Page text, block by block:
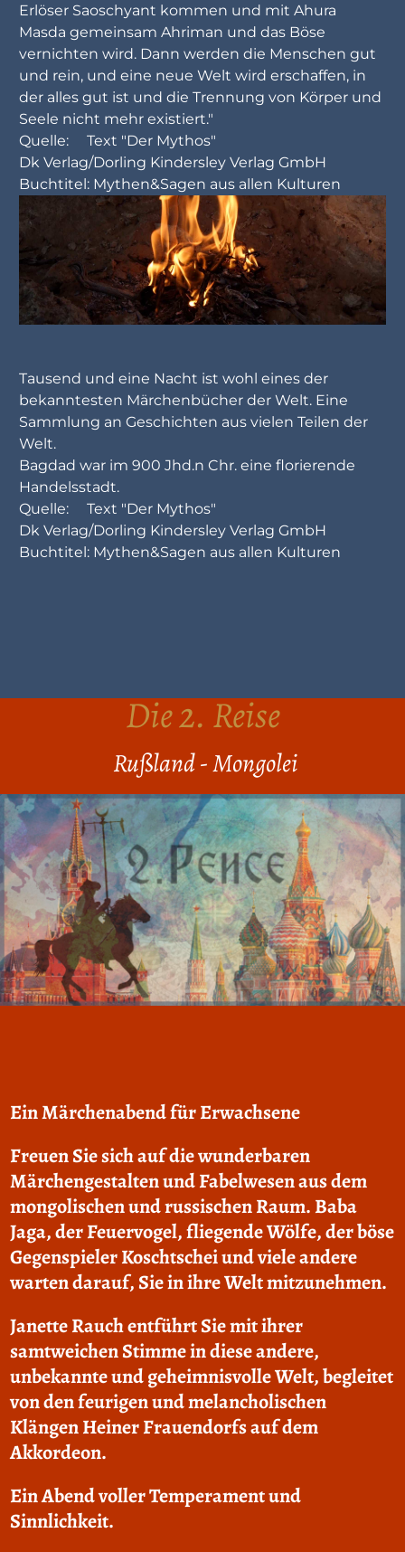
Erlöser Saoschyant kommen und mit Ahura
Masda gemeinsam Ahriman und das Böse
vernichten wird. Dann werden die Menschen gut
und rein, und eine neue Welt wird erschaffen, in
der alles gut ist und die Trennung von Körper und
Seele nicht mehr existiert."
Quelle: Text "Der Mythos"
Dk Verlag/Dorling Kindersley Verlag GmbH
Buchtitel: Mythen&Sagen aus allen Kulturen
Tausend und eine Nacht ist wohl eines der
bekanntesten Märchenbücher der Welt. Eine
Sammlung an Geschichten aus vielen Teilen der
Welt.
Bagdad war im 900 Jhd.n Chr. eine florierende
Handelsstadt.
Quelle: Text "Der Mythos"
Dk Verlag/Dorling Kindersley Verlag GmbH
Buchtitel: Mythen&Sagen aus allen Kulturen
Die 2. Reise
Rußland - Mongolei
Ein Märchenabend für Erwachsene
Freuen Sie sich auf die wunderbaren
Märchengestalten und Fabelwesen aus dem
mongolischen und russischen Raum. Baba
Jaga, der Feuervogel, fliegende Wölfe, der böse
Gegenspieler Koschtschei und viele andere
warten darauf, Sie in ihre Welt mitzunehmen.
Janette Rauch entführt Sie mit ihrer
samtweichen Stimme in diese andere,
unbekannte und geheimnisvolle Welt, begleitet
von den feurigen und melancholischen
Klängen Heiner Frauendorfs auf dem
Akkordeon.
Ein Abend voller Temperament und
Sinnlichkeit.